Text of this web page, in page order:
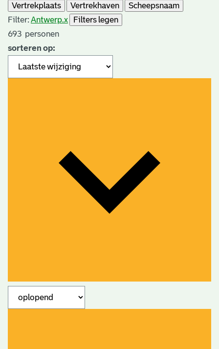
Vertrekplaats
Vertrekhaven
Scheepsnaam
Filter: Antwerp.x
Filters legen
693 personen
sorteren op: